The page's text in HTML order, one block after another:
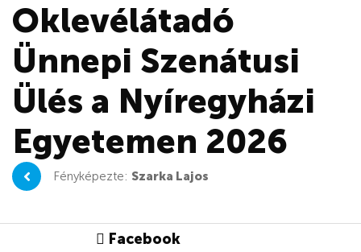
Oklevélátadó
Ünnepi Szenátusi
Ülés a Nyíregyházi
Egyetemen 2026
Fényképezte: Szarka Lajos
Facebook